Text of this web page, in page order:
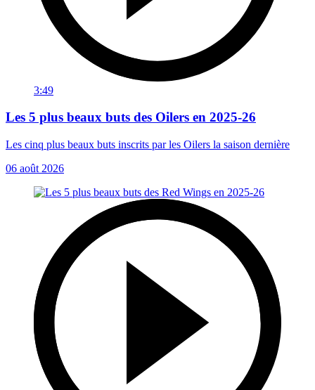
3:49
Les 5 plus beaux buts des Oilers en 2025-26
Les cinq plus beaux buts inscrits par les Oilers la saison dernière
06 août 2026